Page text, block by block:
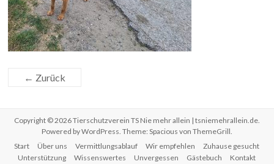
← Zurück
Copyright © 2026Tierschutzverein TS Nie mehr allein | tsniemehrallein.de.
Powered byWordPress. Theme: Spacious von ThemeGrill.
Start
Über uns Vermittlungsablauf Wir empfehlen
Zuhause gesucht
Unterstützung
Wissenswertes Unvergessen Gästebuch
Kontakt